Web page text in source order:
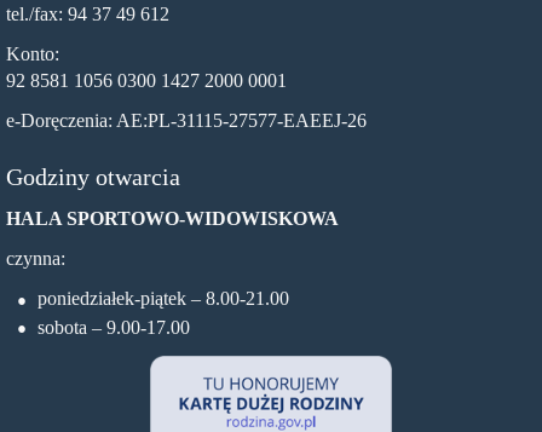
tel./fax: 94 37 49 612
Konto:
92 8581 1056 0300 1427 2000 0001
e-Doręczenia: AE:PL-31115-27577-EAEEJ-26
Godziny otwarcia
HALA SPORTOWO-WIDOWISKOWA
czynna:
poniedziałek-piątek – 8.00-21.00
sobota – 9.00-17.00